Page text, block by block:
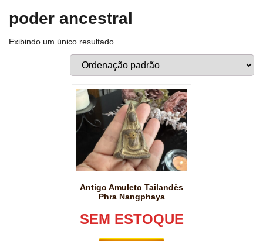
poder ancestral
Exibindo um único resultado
Antigo Amuleto Tailandês
Phra Nangphaya
SEM ESTOQUE